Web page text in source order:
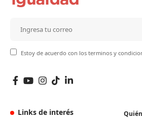
Estoy de acuerdo con los terminos y
Links de interés